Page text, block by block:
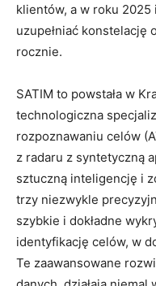
klientów, a w roku
uzupełniać konstelację
rocznie.
SATIM to powstała w
technologiczna
rozpoznawaniu celów
z radaru z syntetyczną
sztuczną inteligencję i
trzy niezwykle
szybkie i dokładne
identyfikację celów, w
Te zaawansowane